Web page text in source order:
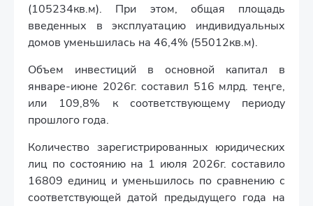
(105234кв.м). При этом, общая площадь
введенных в эксплуатацию индивидуальных
домов уменьшилась на 46,4% (55012кв.м).
Объем инвестиций в основной капитал в
январе-июне 2026г. составил 516 млрд. теңге,
или 109,8% к соответствующему периоду
прошлого года.
Количество зарегистрированных юридических
лиц по состоянию на 1 июля 2026г. составило
16809 единиц и уменьшилось по сравнению с
соответствующей датой предыдущего года на